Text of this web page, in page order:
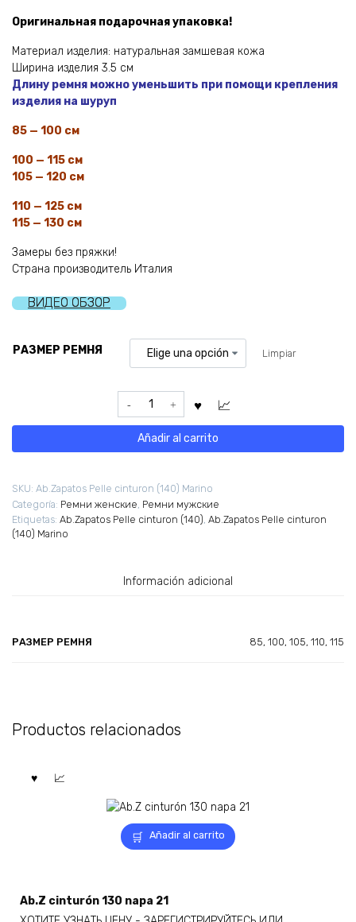
Оригинальная подарочная упаковка!
Материал изделия: натуральная замшевая кожа
Ширина изделия 3.5 см
Длину ремня можно уменьшить при помощи крепления
изделия на шуруп
85 — 100 см
100 — 115 см
105 — 120 см
110 — 125 см
115 — 130 см
Замеры без пряжки!
Страна производитель Италия
ВИДЕО ОБЗОР
РАЗМЕР РЕМНЯ Limpiar
Ab.Zapatos
Pelle
cinturon
cantidad
Añadir al carrito
SKU: Ab.Zapatos Pelle cinturon (140) Marino
Categoría: Ремни женские Ремни мужские
Etiquetas: Ab.Zapatos Pelle cinturon (140) Ab.Zapatos Pelle cinturon
(140) Marino
Información adicional
РАЗМЕР РЕМНЯ 85, 100, 105, 110, 115
Productos relacionados
Añadir al carrito
Ab.Z cinturón 130 napa 21